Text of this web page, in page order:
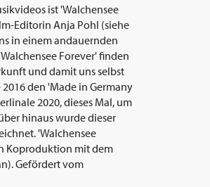
ist 'Walchensee
Editorin Anja Pohl (siehe
in einem andauernden
Forever' finden
und damit uns selbst
den 'Made in Germany
2020, dieses Mal, um
hinaus wurde dieser
'Walchensee
Koproduktion mit dem
Gefördert vom